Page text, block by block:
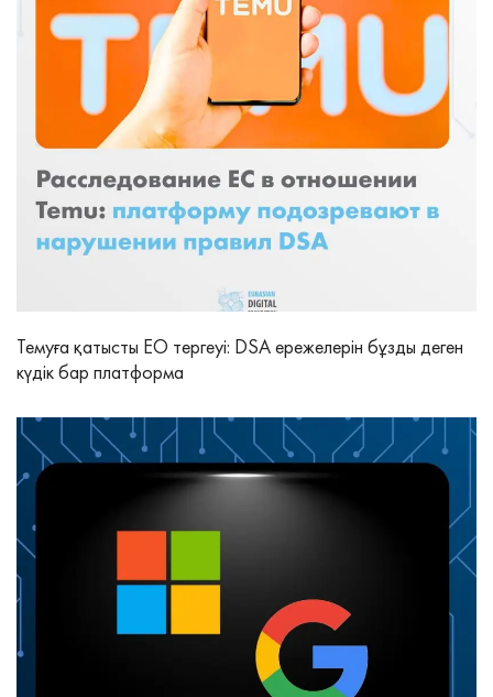
Темуға қатысты ЕО тергеуі: DSA ережелерін бұзды деген
күдік бар платформа